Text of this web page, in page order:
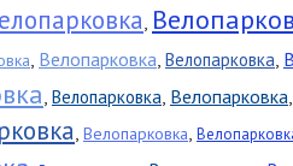
,
, Велопарковка, Велопарковка,
, Велопарковка, Велопарковка,
, Велопарковка,